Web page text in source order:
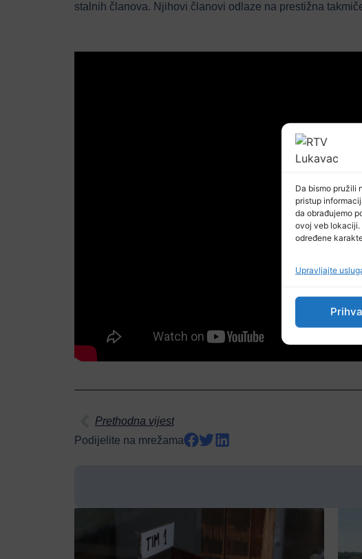
Da bismo pružili
pristup
da obrađujemo
ovoj veb lokaciji.
određene
Upravljajte
stalnih članova. Njihovi članovi odlaze na prestižna
Prethodna vijest
Podijelite na mrežama